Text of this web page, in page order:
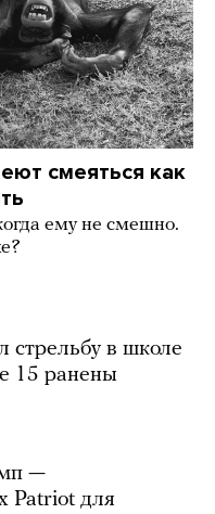
смеяться как
ему не смешно.
стрельбу в школе
15 ранены
—
Patriot для